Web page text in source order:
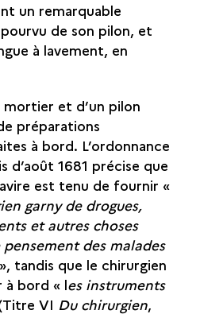
!
un remarquable
de son pilon, et
à lavement, en
mortier et d’un pilon
préparations
à bord. L’ordonnance
d’août 1681 précise que
est tenu de fournir «
garny de drogues,
et autres choses
des malades
tandis que le chirurgien
à bord « les instruments
VI Du chirurgien,